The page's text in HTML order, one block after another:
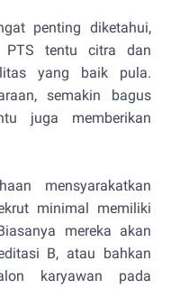
penting diketahui,
PTS tentu citra dan
yang baik pula.
semakin bagus
juga memberikan
mensyarakatkan
minimal memiliki
mereka akan
B, atau bahkan
karyawan pada